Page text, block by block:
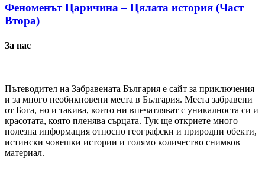
Феноменът Царичина – Цялата история (Част
Втора)
За нас
Пътеводител на Забравената България е сайт за приключения
и за много необикновени места в България. Места забравени
от Бога, но и такива, които ни впечатляват с уникалноста си и
красотата, която пленява сърцата. Тук ще откриете много
полезна информация относно географски и природни обекти,
истински човешки истории и голямо количество снимков
материал.